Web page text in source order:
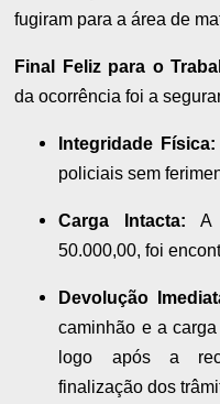
fugiram para a área de
Final Feliz para o
da ocorrência foi a
Integridade Física:
policiais sem
Carga Intacta: A
50.000,00, foi
Devolução
caminhão e a
logo após a
finalização dos